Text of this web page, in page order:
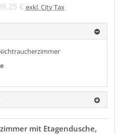
€ exkl. City Tax
mit Etagendusche,